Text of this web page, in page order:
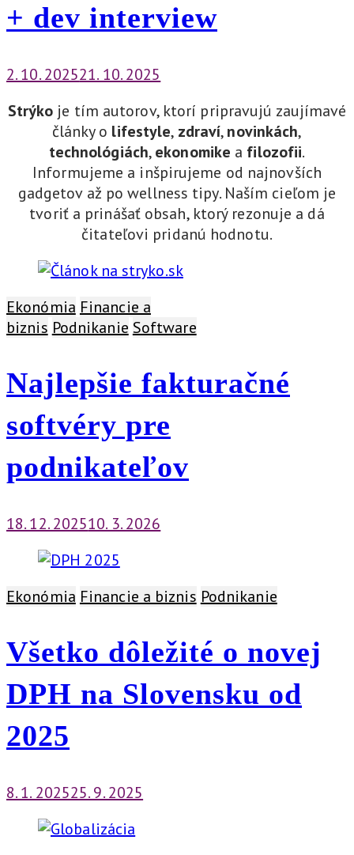
+ dev interview
2. 10. 202521. 10. 2025
Strýko je tím autorov, ktorí pripravujú zaujímavé
články o lifestyle, zdraví,novinkách,
technológiách,ekonomike a filozofii.
Informujeme a inšpirujeme od najnovších
gadgetov až po wellness tipy. Naším cieľom je
tvoriť a prinášať obsah, ktorý rezonuje a dá
čitateľovi pridanú hodnotu.
Ekonómia Financie a
biznis Podnikanie Software
Najlepšie fakturačné
softvéry pre
podnikateľov
18. 12. 202510. 3. 2026
Ekonómia Financie a biznis Podnikanie
Všetko dôležité o novej
DPH na Slovensku od
2025
8. 1. 202525. 9. 2025